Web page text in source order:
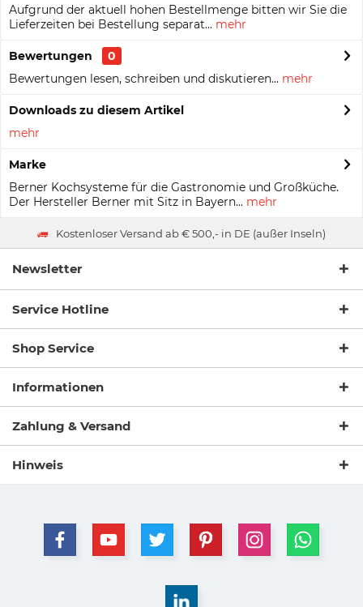
Aufgrund der aktuell hohen Bestellmenge bitten wir Sie die
Lieferzeiten bei Bestellung separat... mehr
Bewertungen
0
Bewertungen lesen, schreiben und diskutieren... mehr
Downloads zu diesem Artikel
mehr
Marke
Berner Kochsysteme für die Gastronomie und Großküche.
Der Hersteller Berner mit Sitz in Bayern... mehr
Kostenloser Versand ab € 500,- in DE (außer Inseln)
Newsletter
Service Hotline
Shop Service
Informationen
Zahlung & Versand
Hinweis